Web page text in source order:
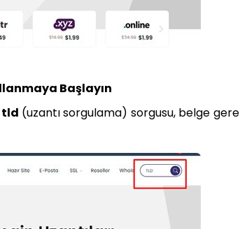
Başlayın
tld (uzantı sorgulama) sorgusu, belge